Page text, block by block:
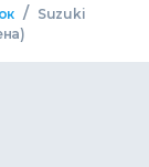
/
Suzuki